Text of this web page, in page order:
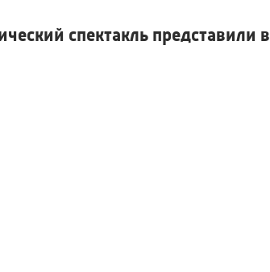
спектакль представили в